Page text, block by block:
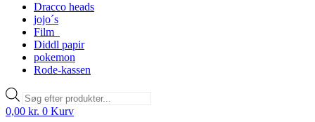
Dracco heads
jojo´s
Film
Diddl papir
pokemon
Rode-kassen
Products
search
0,00 kr. 0 Kurv